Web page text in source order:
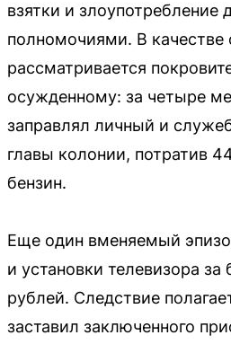
взятки и
полномочиями. В качестве
рассматривается
осужденному: за четыре
заправлял личный и
главы колонии, потратив
бензин.
Еще один вменяемый
и установки телевизора
рублей. Следствие
заставил заключенного